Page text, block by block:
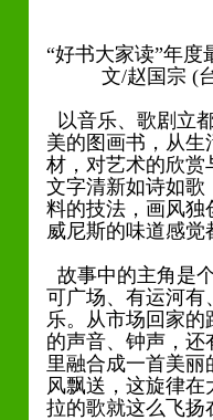
“好书大家读”年
文/赵国宗 (台
以音乐、歌剧立
美的图画书，从
材，对艺术的欣
文字清新如诗如歌
料的技法，画风独
威尼斯的味道感
故事中的主角是
可广场、有运河有
乐。从市场回家
的声音、钟声，
里融合成一首美
风飘送，这旋律
拉的歌就这么飞